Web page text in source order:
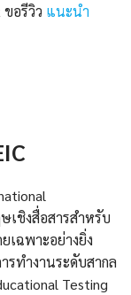
ขอรีวิว แนะนำ
เชิงสื่อสารสำหรับ
เฉพาะอย่างยิ่ง
ทำงานระดับสากล
Testing